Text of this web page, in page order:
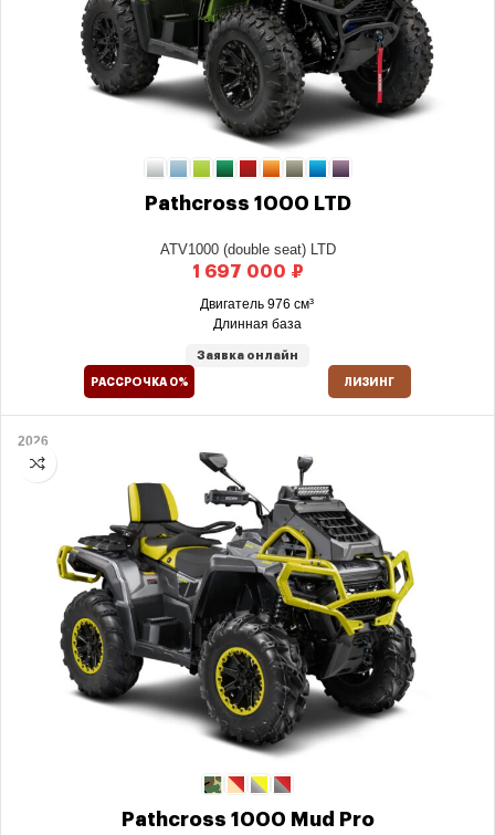
Pathcross 1000 LTD
ATV1000 (double seat) LTD
₽
Двигатель 976 см³
Длинная база
Заявка онлайн
РАССРОЧКА 0% ЛИЗИНГ
2026
Pathcross 1000 Mud Pro